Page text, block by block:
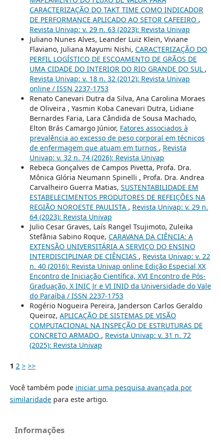
CARACTERIZAÇÃO DO TAKT TIME COMO INDICADOR
DE PERFORMANCE APLICADO AO SETOR CAFEEIRO ,
Revista Univap: v. 29 n. 63 (2023): Revista Univap
Juliano Nunes Alves, Leander Luiz Klein, Viviane
Flaviano, Juliana Mayumi Nishi, CARACTERIZAÇÃO DO
PERFIL LOGÍSTICO DE ESCOAMENTO DE GRÃOS DE
UMA CIDADE DO INTERIOR DO RIO GRANDE DO SUL ,
Revista Univap: v. 18 n. 32 (2012): Revista Univap
online / ISSN 2237-1753
Renato Canevari Dutra da Silva, Ana Carolina Moraes
de Oliveira , Yasmin Koba Canevari Dutra, Lidiane
Bernardes Faria, Lara Cândida de Sousa Machado,
Elton Brás Camargo Júnior, Fatores associados à
prevalência ao excesso de peso corporal em técnicos
de enfermagem que atuam em turnos , Revista
Univap: v. 32 n. 74 (2026): Revista Univap
Rebeca Gonçalves de Campos Pivetta, Profa. Dra.
Mônica Glória Neumann Spinelli , Profa. Dra. Andrea
Carvalheiro Guerra Matias, SUSTENTABILIDADE EM
ESTABELECIMENTOS PRODUTORES DE REFEIÇÕES NA
REGIÃO NOROESTE PAULISTA , Revista Univap: v. 29 n.
64 (2023): Revista Univap
Julio Cesar Graves, Laís Rangel Tsujimoto, Zuleika
Stefânia Sabino Roque, CARAVANA DA CIÊNCIA: A
EXTENSÃO UNIVERSITÁRIA A SERVIÇO DO ENSINO
INTERDISCIPLINAR DE CIÊNCIAS , Revista Univap: v. 22
n. 40 (2016): Revista Univap online Edição Especial XX
Encontro de Iniciação Científica, XVI Encontro de Pós-
Graduação, X INIC Jr e VI INID da Universidade do Vale
do Paraíba / ISSN 2237-1753
Rogério Nogueira Pereira, Janderson Carlos Geraldo
Queiroz, APLICAÇÃO DE SISTEMAS DE VISÃO
COMPUTACIONAL NA INSPEÇÃO DE ESTRUTURAS DE
CONCRETO ARMADO , Revista Univap: v. 31 n. 72
(2025): Revista Univap
1 2 > >>
Você também pode iniciar uma pesquisa avançada por
similaridadepara este artigo.
Informações